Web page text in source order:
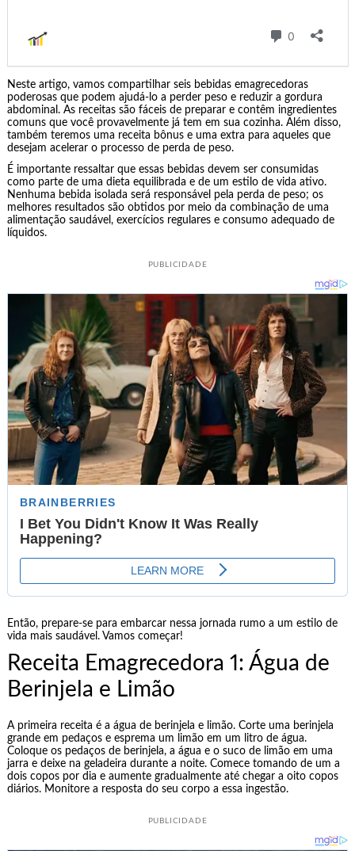
Neste artigo, vamos compartilhar seis bebidas emagrecedoras
poderosas que podem ajudá-lo a perder peso e reduzir a gordura
abdominal. As receitas são fáceis de preparar e contêm ingredientes
comuns que você provavelmente já tem em sua cozinha. Além disso,
também teremos uma receita bônus e uma extra para aqueles que
desejam acelerar o processo de perda de peso.
É importante ressaltar que essas bebidas devem ser consumidas
como parte de uma dieta equilibrada e de um estilo de vida ativo.
Nenhuma bebida isolada será responsável pela perda de peso; os
melhores resultados são obtidos por meio da combinação de uma
alimentação saudável, exercícios regulares e consumo adequado de
líquidos.
PUBLICIDADE
Então, prepare-se para embarcar nessa jornada rumo a um estilo de
vida mais saudável. Vamos começar!
Receita Emagrecedora 1: Água de
Berinjela e Limão
A primeira receita é a água de berinjela e limão. Corte uma berinjela
grande em pedaços e esprema um limão em um litro de água.
Coloque os pedaços de berinjela, a água e o suco de limão em uma
jarra e deixe na geladeira durante a noite. Comece tomando de um a
dois copos por dia e aumente gradualmente até chegar a oito copos
diários. Monitore a resposta do seu corpo a essa ingestão.
PUBLICIDADE